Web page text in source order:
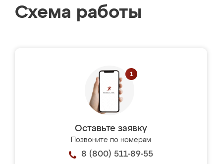
Схема работы
Оставьте заявку
Позвоните по номерам
8 (800) 511-89-55